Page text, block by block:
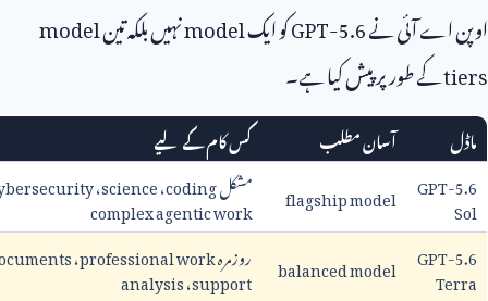
آئی نےGPT-5.6کو ایکmodelنہیں بلکہ تینmodel
کے طور پر پیش کیا ہے۔
آسان مطلب
کس کام کے لیے
flagship model مشکل coding،science،cybersecurity،
complex agentic work
balanced model روزمرہ professional work،documents،
support،analysis